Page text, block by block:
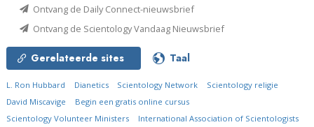
Ontvang de Daily Connect-nieuwsbrief
Ontvang de Scientology Vandaag Nieuwsbrief
Gerelateerde sites Taal
L. Ron Hubbard Dianetics Scientology Network
Scientology religie
David Miscavige
Begin een gratis online cursus
Scientology Volunteer Ministers
International Association of Scientologists